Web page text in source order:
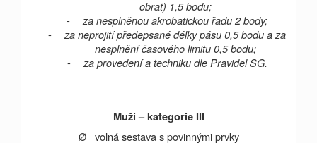
obrat) 1,5 bodu;
-
za nesplněnou akrobatickou řadu 2 body;
-
za neprojití předepsané délky pásu 0,5 bodu a za
nesplnění časového limitu 0,5 bodu;
-
za provedení a techniku dle Pravidel SG.
Muži – kategorie III
Ø volná sestava s povinnými prvky